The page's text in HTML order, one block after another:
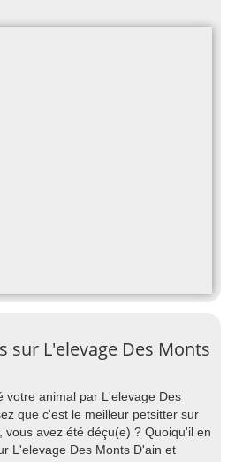
sur L'elevage Des Monts
votre animal par L'elevage Des
que c'est le meilleur petsitter sur
vous avez été déçu(e) ? Quoiqu'il en
L'elevage Des Monts D'ain et